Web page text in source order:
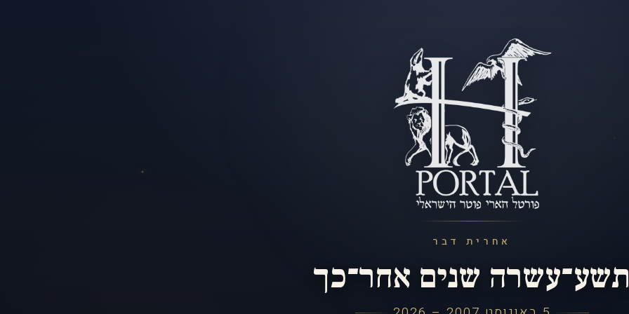
אחרית דבר
שנים אחר־כך